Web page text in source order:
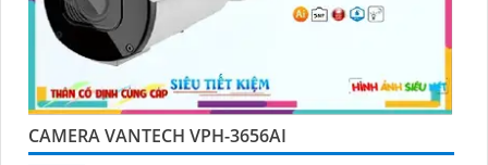
CAMERA VANTECH VPH-3656AI